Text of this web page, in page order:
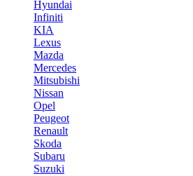
Hyundai
Infiniti
KIA
Lexus
Mazda
Mercedes
Mitsubishi
Nissan
Opel
Peugeot
Renault
Skoda
Subaru
Suzuki